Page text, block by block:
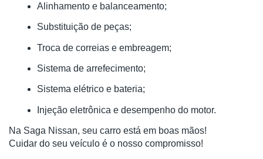
Alinhamento e balanceamento;
Substituição de peças;
Troca de correias e embreagem;
Sistema de arrefecimento;
Sistema elétrico e bateria;
Injeção eletrônica e desempenho do motor.
Na Saga Nissan, seu carro está em boas mãos!
Cuidar do seu veículo é o nosso compromisso!